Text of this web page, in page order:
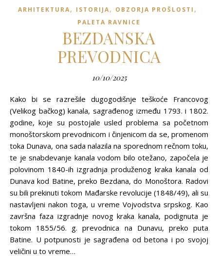
ARHITEKTURA, ISTORIJA, OBZORJA PROŠLOSTI ,
PALETA RAVNICE
BEZDANSKA
PREVODNICA
10/10/2025
Kako bi se razrešile dugogodišnje teškoće Francovog
(Velikog bačkog) kanala, sagrađenog između 1793. i 1802.
godine, koje su postojale usled problema sa početnom
monoštorskom prevodnicom i činjenicom da se, promenom
toka Dunava, ona sada nalazila na sporednom rečnom toku,
te je snabdevanje kanala vodom bilo otežano, započela je
polovinom 1840-ih izgradnja produženog kraka kanala od
Dunava kod Batine, preko Bezdana, do Monoštora. Radovi
su bili prekinuti tokom Mađarske revolucije (1848/49), ali su
nastavljeni nakon toga, u vreme Vojvodstva srpskog. Kao
završna faza izgradnje novog kraka kanala, podignuta je
tokom 1855/56. g. prevodnica na Dunavu, preko puta
Batine. U potpunosti je sagrađena od betona i po svojoj
veličini u to vreme…